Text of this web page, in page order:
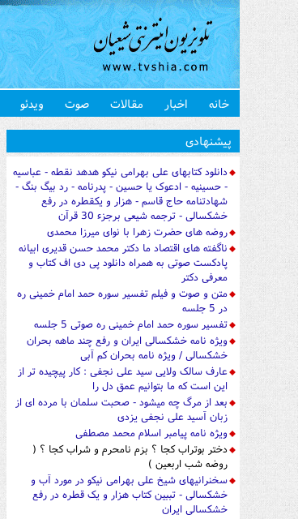
خانه اخبار مقالات صوت ویدئو
پیشنهادی
دانلود کتابهای علی بهرامی نیکو هدهد نقطه - عباسیه
- حسینیه - ادعوک یا حسین - پدرنامه - رد بیگ بنگ -
شهادتنامه حاج قاسم - هزار و یکقطره در رفع
خشکسالی - ترجمه شیعی برجزء 30 قرآن
روضه های حضرت زهرا با نوای میرزا محمدی
ناگفته های اقتصاد ما دکتر محمد حسن قدیری ابیانه
پادکست صوتی به همراه دانلود پی دی اف کتاب و
معرفی دکتر
متن و صوت و فیلم تفسیر سوره حمد امام خمینی ره
در 5 جلسه
تفسیر سوره حمد امام خمینی ره صوتی 5 جلسه
ویژه نامه خشکسالی ایران و رفع چند ماهه بحران
خشکسالی / ویژه نامه بحران کم آبی
عارف سالک ولایی سید علی نجفی : کار پیچیده تر از
این است که ما بتوانیم عمق دل را
بعد از مرگ چه میشود - صحبت سلمان با مرده ای از
زبان آسید علی نجفی یزدی
ویژه نامه پیامبر اسلام محمد مصطفی
دختر بوتراب کجا ؟ بزم نامحرم و شراب کجا ؟ (
روضه شب اربعین )
سخنرانیهای شیخ علی بهرامی نیکو در مورد آب و
خشکسالی - تببین کتاب هزار و یک قطره در رفع
خشکسالی ایران